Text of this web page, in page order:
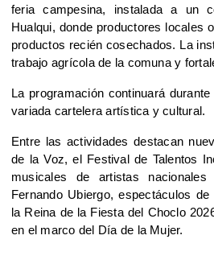
feria campesina, instalada a un
Hualqui, donde productores locales
productos recién cosechados. La
trabajo agrícola de la comuna y
La programación continuará
variada cartelera artística y cultural.
Entre las actividades destacan
de la Voz, el Festival de Talentos
musicales de artistas
Fernando Ubiergo, espectáculos
la Reina de la Fiesta del Choclo
en el marco del Día de la Mujer.